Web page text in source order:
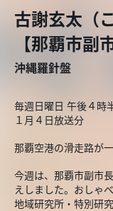
古謝玄太（
【那覇市副
沖縄羅針盤
毎週日曜日 午後４時
１月４日放送分
那覇空港の滑走路が
今週は、那覇市副市
えしました。おしゃ
地域研究所・特別研